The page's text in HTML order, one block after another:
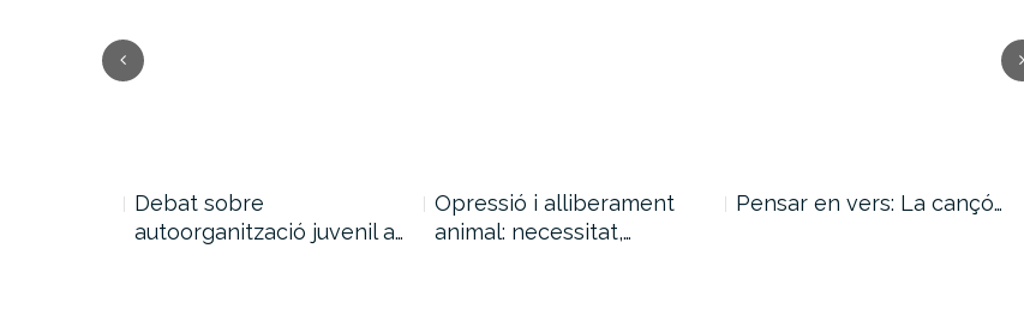
Debat sobre
autoorganització juvenil a…
Opressió i alliberament
animal: necessitat,…
Pensar en vers: La cançó…